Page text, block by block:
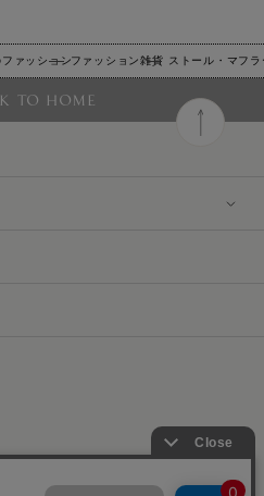
ァッションファッション雑貨 ストール・マフ
TO HOME
く表示